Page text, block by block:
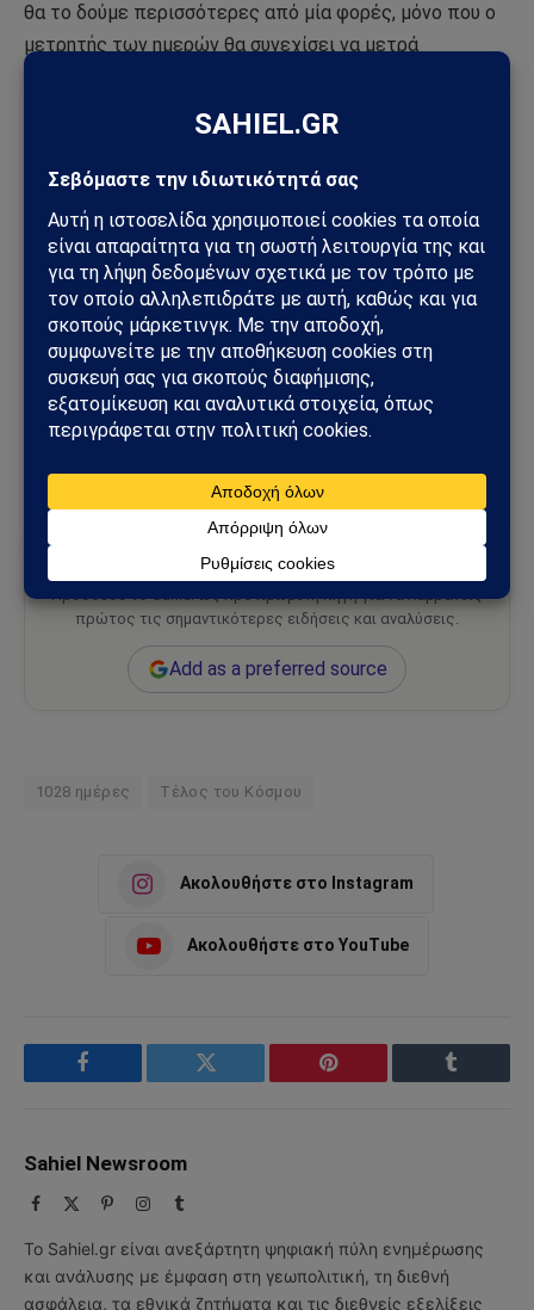
θα το δούμε περισσότερες από μία φορές, μόνο που ο
μετρητής των ημερών θα συνεχίσει να μετρά
Αν και, φυσικά, όλα έχουν ήδη αρχίσει να
περιστρέφονται με τέτοιο τρόπο που σύντομα κανείς
τένις και άλλα τουρνουά, γιατί ο κόσμος θα ασχολείται
μόνο με το πρόβλημα της επιβίωσης, οπότε
παρακολουθούμε την εξέλιξη των γεγονότων.
Πηγή:thebigtheone.com
Ακολουθήστε το Sahiel.gr στο Google News
Ακολούθησε το Sahiel στο Google News
πρώτος τις σημαντικότερες ειδήσεις και αναλύσεις.
Add as a preferred source
1028 ημέρες Τέλος του Κόσμου
Ακολουθήστε στο Instagram
Ακολουθήστε στο YouTube
Facebook Twitter Pinterest Tumblr
Sahiel Newsroom
Facebook PinterestInstagram
Tumblr
Το Sahiel.gr είναι ανεξάρτητη ψηφιακή πύλη ενημέρωσης
και ανάλυσης με έμφαση στη γεωπολιτική, τη διεθνή
ασφάλεια, τα εθνικά ζητήματα και τις διεθνείς εξελίξεις